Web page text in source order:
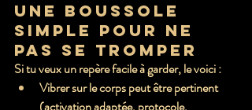
Une boussole
simple pour ne
pas se tromper
Si tu veux un repère facile à garder, le voici :
Vibrer sur le corps peut être pertinent